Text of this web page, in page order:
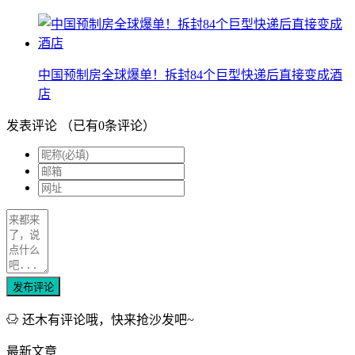
中国预制房全球爆单！拆封84个巨型快递后直接变成酒
店
发表评论 （已有0条评论）
发布评论
还木有评论哦，快来抢沙发吧~
最新文章